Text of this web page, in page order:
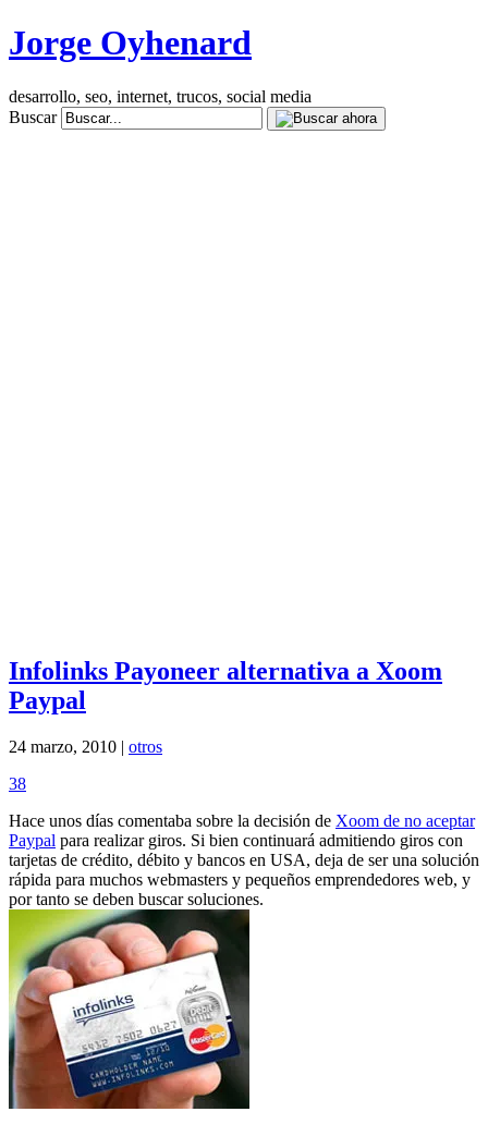
Jorge Oyhenard
desarrollo, seo, internet, trucos, social media
Buscar
Infolinks Payoneer alternativa a Xoom
Paypal
24 marzo, 2010 | otros
38
Hace unos días comentaba sobre la decisión de Xoom de no aceptar
Paypal para realizar giros. Si bien continuará admitiendo giros con
tarjetas de crédito, débito y bancos en USA, deja de ser una solución
rápida para muchos webmasters y pequeños emprendedores web, y
por tanto se deben buscar soluciones.